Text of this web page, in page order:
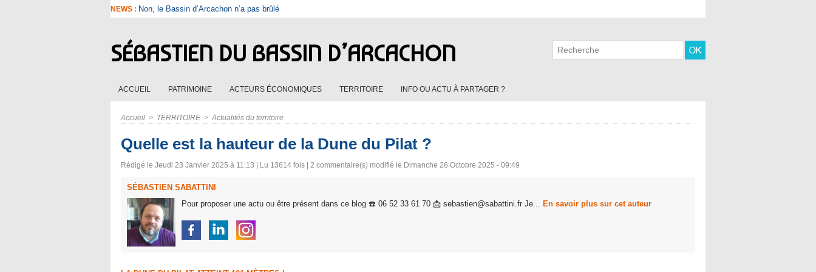
NEWS : Non, le Bassin d’Arcachon n’a pas brûlé
SÉBASTIEN DU BASSIN D’ARCACHON
ACCUEIL PATRIMOINE ACTEURS ÉCONOMIQUES TERRITOIRE INFO OU ACTU À PARTAGER ?
Accueil > TERRITOIRE > Actualités du territoire
Quelle est la hauteur de la Dune du Pilat ?
Rédigé le Jeudi 23 Janvier 2025 à 11:13 | Lu 13614 fois | 2 commentaire(s) modifié le Dimanche 26 Octobre 2025 - 09:49
SÉBASTIEN SABATTINI
Pour proposer une actu ou être présent dans ce blog ☎️ 06 52 33 61 70 📩 sebastien@sabattini.fr Je... En savoir plus sur cet auteur